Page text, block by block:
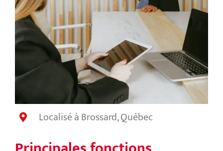
LocaliséàBrossard, Québec